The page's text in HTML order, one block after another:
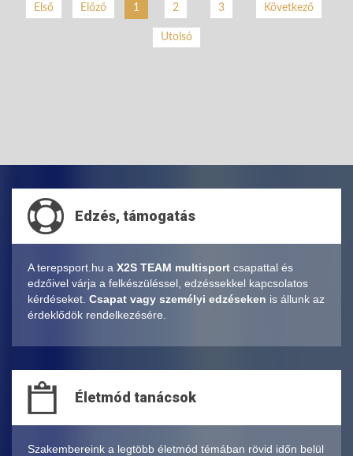
Első Előző 1 2 3 Következő
Utolsó
Edzés, támogatás
A terepsport.hu a X2S TEAM multisport csapattal és
edzőivel várja a felkészüléssel, edzéssekkel kapcsolatos
kérdéseket. Csapat vagy személyi edzéseken is állunk az
érdeklődök rendelkezésére.
Életmód tanácsok
Szakembereink a legtöbb életmód témában rövid időn belül